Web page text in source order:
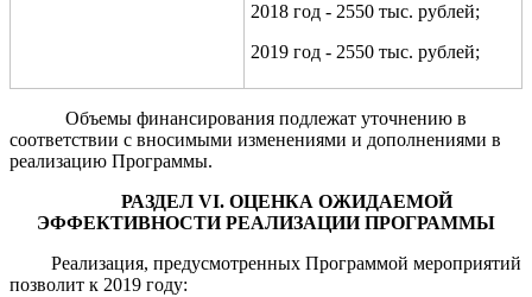
2018 год - 2550 тыс. рублей;
2019 год - 2550 тыс. рублей;
Объемы финансирования подлежат уточнению в
соответствии с вносимыми изменениями и дополнениями в
реализацию Программы.
РАЗДЕЛ VI. ОЦЕНКА ОЖИДАЕМОЙ
ЭФФЕКТИВНОСТИ РЕАЛИЗАЦИИ ПРОГРАММЫ
Реализация, предусмотренных Программой мероприятий
позволит к 2019 году: